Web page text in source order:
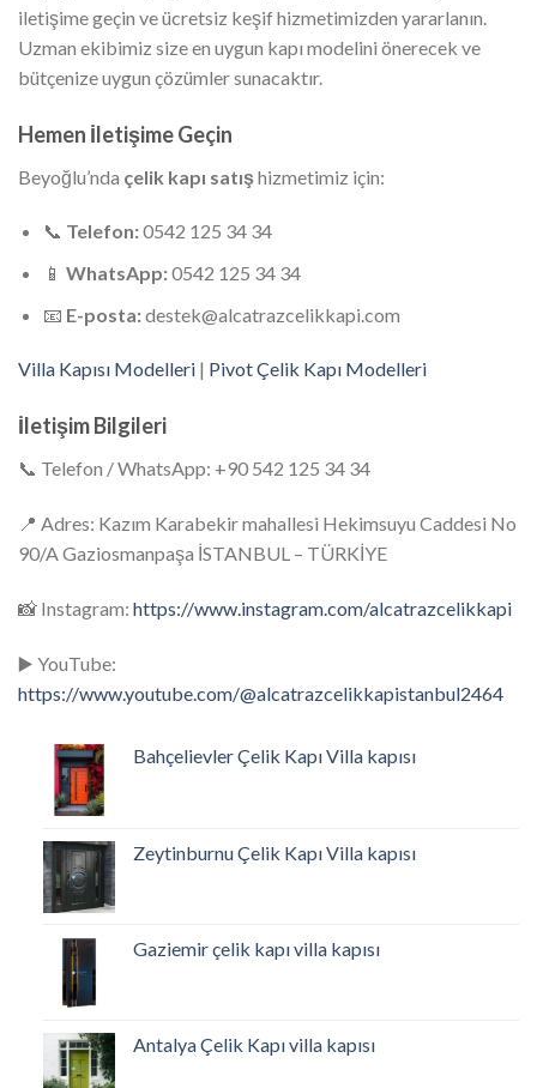
iletişime geçin ve ücretsiz keşif hizmetimizden yararlanın.
Uzman ekibimiz size en uygun kapı modelini önerecek ve
bütçenize uygun çözümler sunacaktır.
Hemen İletişime Geçin
Beyoğlu’nda çelik kapı satışhizmetimiz için:
📞 Telefon:0542 125 34 34
📱 WhatsApp:0542 125 34 34
📧 E-posta:destek@alcatrazcelikkapi.com
Villa Kapısı Modelleri | Pivot Çelik Kapı Modelleri
İletişim Bilgileri
📞 Telefon / WhatsApp: +90 542 125 34 34
📍 Adres: Kazım Karabekir mahallesi Hekimsuyu Caddesi No
90/A Gaziosmanpaşa İSTANBUL – TÜRKİYE
📸 Instagram: https://www.instagram.com/alcatrazcelikkapi
▶️ YouTube:
https://www.youtube.com/@alcatrazcelikkapistanbul2464
Bahçelievler Çelik Kapı Villa kapısı
₺22.500,00.
Zeytinburnu Çelik Kapı Villa kapısı
₺22.500,00.
Gaziemir çelik kapı villa kapısı
₺22.500,00.
Antalya Çelik Kapı villa kapısı